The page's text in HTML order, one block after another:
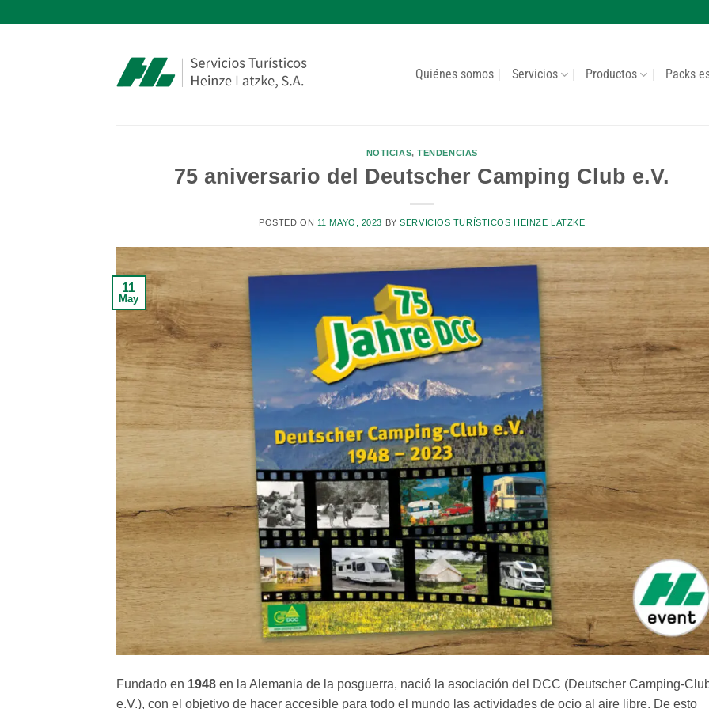
Quiénes somos Servicios Productos Packs
NOTICIAS,TENDENCIAS
75 aniversario del Deutscher Camping Club e.V.
POSTED ON 11 MAYO, 2023 BYSERVICIOS TURÍSTICOS HEINZE LATZKE
11
May
Fundado en 1948 en la Alemania de la posguerra, nació la asociación del DCC (Deutscher Camping-
e.V.), con el objetivo de hacer accesible para todo el mundo las actividades de ocio al aire libre. De esto